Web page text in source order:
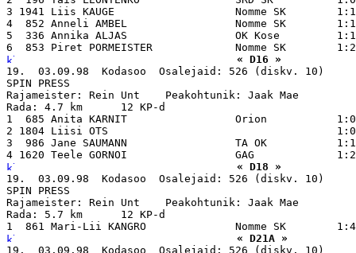
3 1941 Liis KAUGE                   Nomme SK
4  852 Anneli AMBEL                 Nomme SK
5  336 Annika ALJAS                 OK Kose
« D16 »
19.  03.09.98  Kodasoo  Osalejaid: 526 (diskv. 10)
SPIN PRESS
Rajameister: Rein Unt    Peakohtunik: Jaak Mae
Rada: 4.7 km      12 KP-d
1  685 Anita KARNIT                 Orion
2 1804 Liisi OTS
3  986 Jane SAUMANN                 TA OK
« D18 »
19.  03.09.98  Kodasoo  Osalejaid: 526 (diskv. 10)
SPIN PRESS
Rajameister: Rein Unt    Peakohtunik: Jaak Mae
Rada: 5.7 km      12 KP-d
« D21A »
19.  03.09.98  Kodasoo  Osalejaid: 526 (diskv. 10)